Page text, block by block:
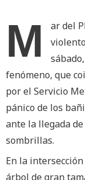
M
ar del
fenómeno, que
por el Servicio
pánico de los
ante la llegada
sombrillas.
En la
árbol de gran